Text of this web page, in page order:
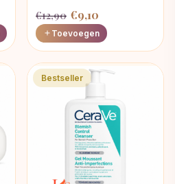
€12,90 Oorspronkelijke
prijs
was:
€12,90.
€9,10
prijs
is:
€9,10.
Toevoegen
Bestseller